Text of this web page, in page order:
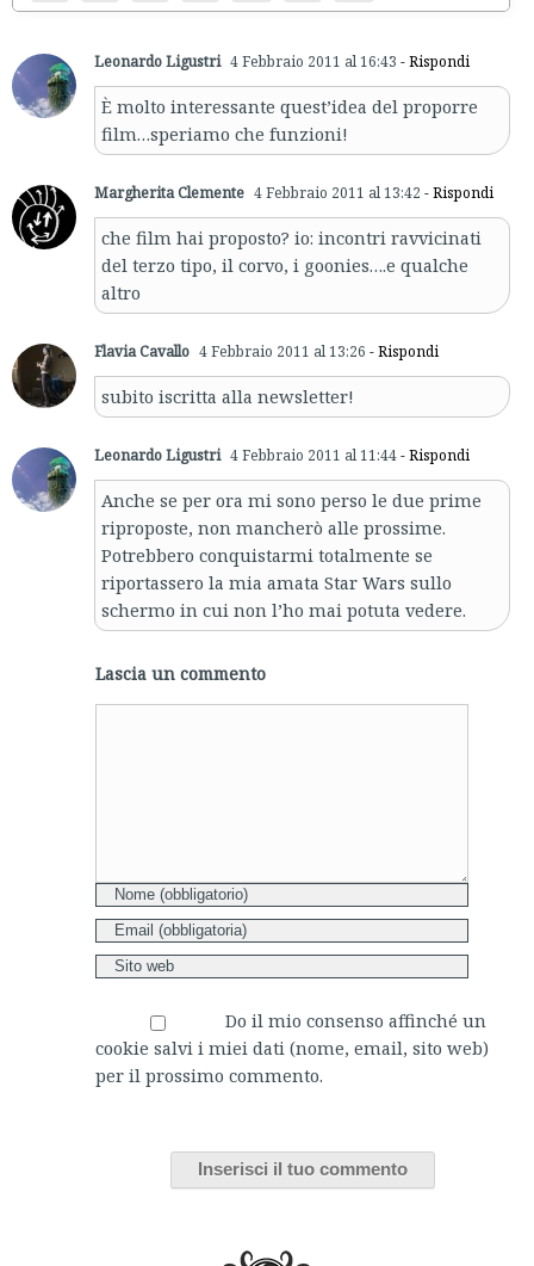
Leonardo Ligustri 4 Febbraio 2011 al 16:43 - Rispondi
È molto interessante quest’idea del proporre
film…speriamo che funzioni!
Margherita Clemente 4 Febbraio 2011 al 13:42 - Rispondi
che film hai proposto? io: incontri ravvicinati
del terzo tipo, il corvo, i goonies….e qualche
altro
Flavia Cavallo 4 Febbraio 2011 al 13:26 - Rispondi
subito iscritta alla newsletter!
Leonardo Ligustri 4 Febbraio 2011 al 11:44- Rispondi
Anche se per ora mi sono perso le due prime
riproposte, non mancherò alle prossime.
Potrebbero conquistarmi totalmente se
riportassero la mia amata Star Wars sullo
schermo in cui non l’ho mai potuta vedere.
Lascia un commento
Do il mio consenso affinché un
cookie salvi i miei dati (nome, email, sito web)
per il prossimo commento.